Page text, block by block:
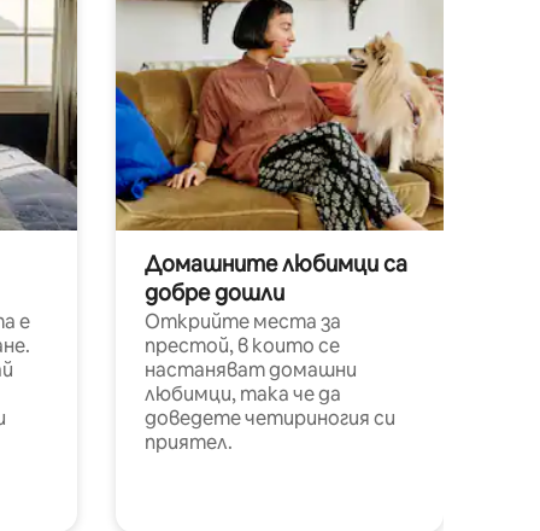
е
Домашните любимци са
добре дошли
Открийте места за
престой, в които се
настаняват домашни
любимци, така че да
доведете четириногия си
приятел.